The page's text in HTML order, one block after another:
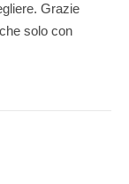
Grazie
solo con